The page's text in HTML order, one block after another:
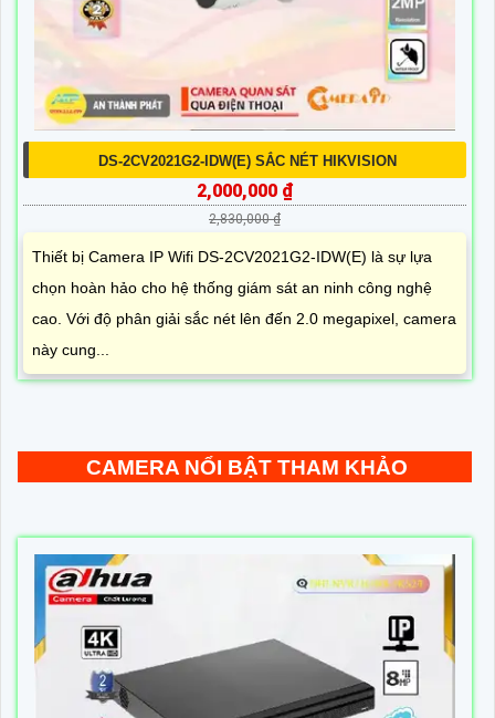
DS-2CV2021G2-IDW(E) SẮC NÉT HIKVISION
2,000,000 ₫
2,830,000 ₫
Thiết bị Camera IP Wifi DS-2CV2021G2-IDW(E) là sự lựa
chọn hoàn hảo cho hệ thống giám sát an ninh công nghệ
cao. Với độ phân giải sắc nét lên đến 2.0 megapixel, camera
này cung...
CAMERA NỔI BẬT THAM KHẢO